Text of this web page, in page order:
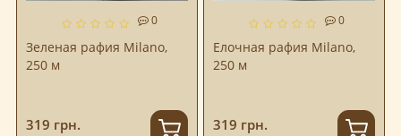
0
Зеленая рафия Milano,
250 м
319 грн.
0
Елочная рафия Milano,
250 м
319 грн.